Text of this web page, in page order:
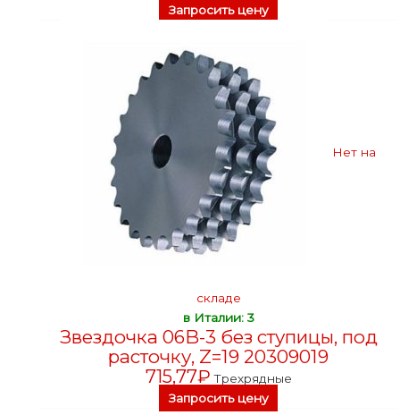
Запросить цену
Нет на
складе
в Италии: 3
Звездочка 06B-3 без ступицы, под
расточку, Z=19 20309019
715,77₽ Трехрядные
Запросить цену